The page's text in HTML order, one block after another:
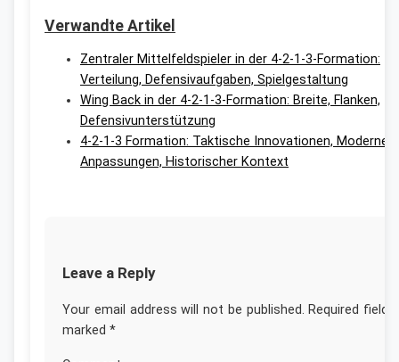
Verwandte Artikel
Zentraler Mittelfeldspieler in der 4-2-1-3-Formation:
Verteilung, Defensivaufgaben, Spielgestaltung
Wing Back in der 4-2-1-3-Formation: Breite, Flanken,
Defensivunterstützung
4-2-1-3 Formation: Taktische Innovationen, Moderne
Anpassungen, Historischer Kontext
Leave a Reply
Your email address will not be published. Required fields
marked *